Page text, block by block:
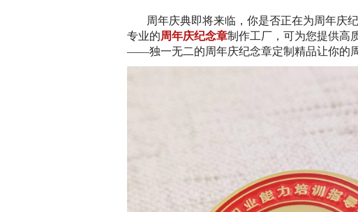
周年庆典即将来临，你是否正在为周年庆
专业的周年庆纪念章制作工厂，可为您提供高
——独一无二的周年庆纪念章定制精品让你的